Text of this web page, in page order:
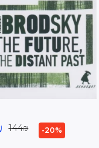
144₪ -20%